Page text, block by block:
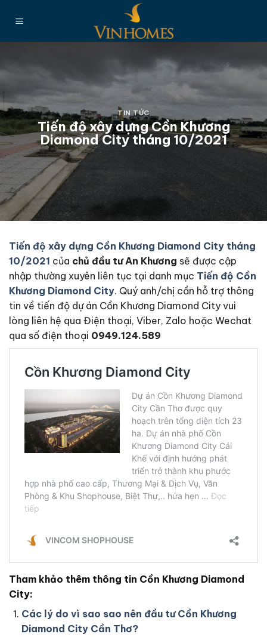
đến
TIN TỨC
Tiến độ xây dựng Cồn Khương
Diamond City tháng 10/2021
Tiến độ xây dựng Cồn Khương Diamond City tháng
10/2021 của chủ đầu tư An Khương sẽ được cập
nhập thường xuyên liên tục tại danh mục Tiến độ Cồn
Khương Diamond City. Quý anh/chị cần hỗ trợ thông
tin về tiến độ dự án Cồn Khương Diamond City vui
lòng liên hệ qua Điện thoại, Viber, Zalo hoặc Wechat
qua số điện thoại 0949.124.589
Tham khảo thêm thông tin Cồn Khương Diamond
City:
Các lý do vì sao sao nên đầu tư Cồn Khương
Diamond City Cần Thơ?